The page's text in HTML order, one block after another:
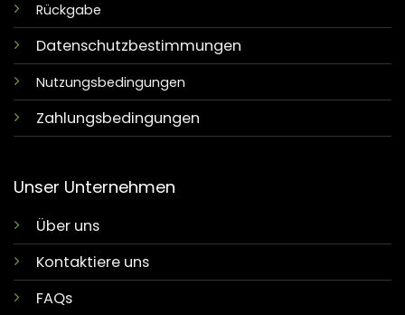
Rückgabe
Datenschutzbestimmungen
Nutzungsbedingungen
Zahlungsbedingungen
Unser Unternehmen
Über uns
Kontaktiere uns
FAQs